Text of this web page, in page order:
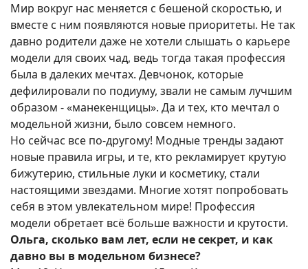
Мир вокруг нас меняется с бешеной скоростью, и
вместе с ним появляются новые приоритеты. Не так
давно родители даже не хотели слышать о карьере
модели для своих чад, ведь тогда такая профессия
была в далеких мечтах. Девчонок, которые
дефилировали по подиуму, звали не самым лучшим
образом - «манекенщицы». Да и тех, кто мечтал о
модельной жизни, было совсем немного.
Но сейчас все по-другому! Модные тренды задают
новые правила игры, и те, кто рекламирует крутую
бижутерию, стильные луки и косметику, стали
настоящими звездами. Многие хотят попробовать
себя в этом увлекательном мире! Профессия
модели обретает всё больше важности и крутости.
Ольга, сколько вам лет, если не секрет, и как
давно вы в модельном бизнесе?